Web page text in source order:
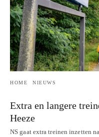
HOME NIEUWS
Extra en langere
Heeze
NS gaat extra treinen inzetten